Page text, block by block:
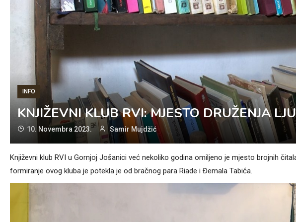
INFO
KNJIŽEVNI KLUB RVI: MJESTO DRUŽENJA
10. Novembra 2023. Samir Mujdžić
Književni klub RVI u Gornjoj Jošanici već nekoliko godina omiljeno je mjesto brojnih
formiranje ovog kluba je potekla je od bračnog para Riade i Đemala Tabića.